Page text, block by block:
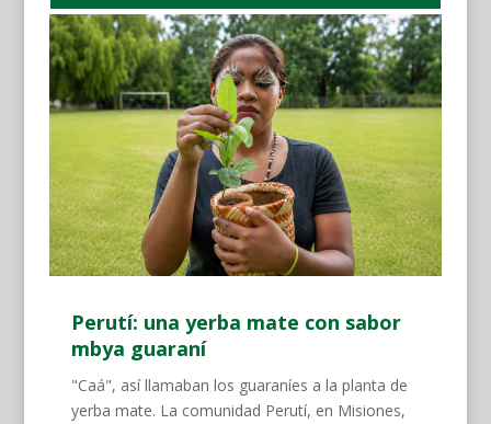
Perutí: una yerba mate con sabor
mbya guaraní
"Caá", así llamaban los guaraníes a la planta de
yerba mate. La comunidad Perutí, en Misiones,